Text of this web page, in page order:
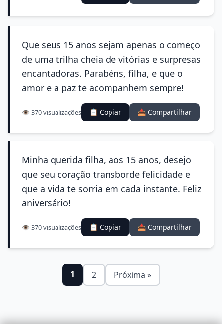
Que seus 15 anos sejam apenas o começo
de uma trilha cheia de vitórias e surpresas
encantadoras. Parabéns, filha, e que o
amor e a paz te acompanhem sempre!
👁️ 370 visualizações 📋 Copiar 📤 Compartilhar
Minha querida filha, aos 15 anos, desejo
que seu coração transborde felicidade e
que a vida te sorria em cada instante. Feliz
aniversário!
👁️ 370 visualizações 📋 Copiar 📤 Compartilhar
1 2 Próxima »